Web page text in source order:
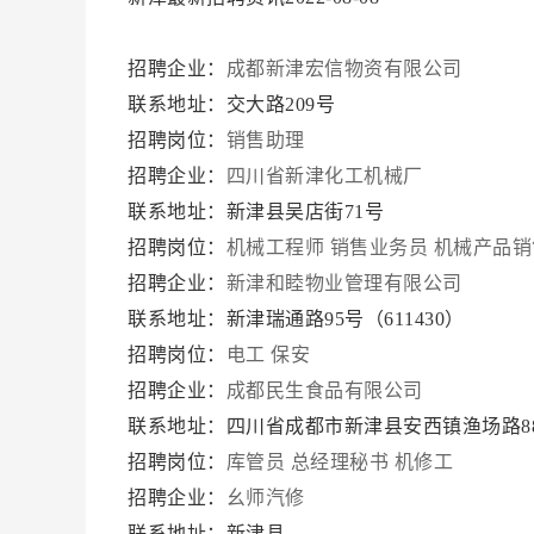
招聘企业： 成都新津宏信物资有限公司
联系地址：交大路209号
招聘岗位： 销售助理
招聘企业：
四川省新津化工机械厂
联系地址：新津县吴店街71号
招聘岗位： 机械工程师 销售业务员 机械产品
招聘企业： 新津和睦物业管理有限公司
联系地址：新津瑞通路95号（611430）
招聘岗位：
电工 保安
招聘企业： 成都民生食品有限公司
联系地址：四川省成都市新津县安西镇渔场路
招聘岗位： 库管员 总经理秘书 机修工
招聘企业：
幺师汽修